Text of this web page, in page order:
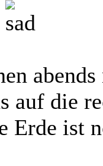
auf die
Erde ist